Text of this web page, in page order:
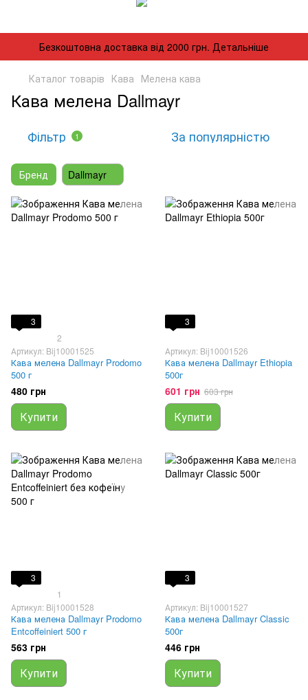
Безкоштовна доставка від 2000 грн. Детальніше
Каталог товарів Кава Мелена кава
Кава мелена Dallmayr
Фільтр 1 За популярністю
Бренд Dallmayr
3
2
Артикул: Bij10001525
Кава мелена Dallmayr Prodomo
500 г
480 грн
Купити
3
Артикул: Bij10001526
Кава мелена Dallmayr Ethiopia
500г
601 грн 603 грн
Купити
3
1
Артикул: Bij10001528
Кава мелена Dallmayr Prodomo
Entcoffeiniert 500 г
563 грн
Купити
3
Артикул: Bij10001527
Кава мелена Dallmayr Classic
500г
446 грн
Купити